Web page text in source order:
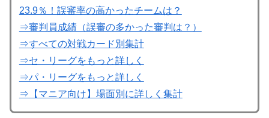
23.9％！誤審率の高かったチームは？
⇒審判員成績（誤審の多かった審判は？）
⇒すべての対戦カード別集計
⇒セ・リーグをもっと詳しく
⇒パ・リーグをもっと詳しく
⇒【マニア向け】場面別に詳しく集計